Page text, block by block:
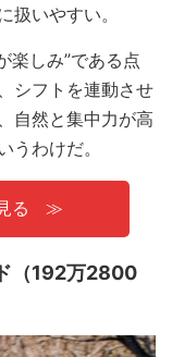
扱いやすい。
楽しみ”である点
シフトを連動させ
自然と集中力が高
うわけだ。
る
（192万2800